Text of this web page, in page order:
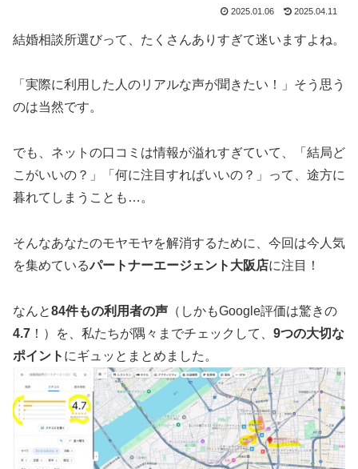
2025.01.06 2025.04.11
結婚相談所選びって、たくさんありすぎて迷いますよね。
「実際に利用した人のリアルな声が聞きたい！」そう思う
のは当然です。
でも、ネットの口コミは情報が溢れすぎていて、「結局ど
こがいいの？」「何に注目すればいいの？」って、途方に
暮れてしまうことも…。
そんなあなたのモヤモヤを解消するために、今回は今人気
を集めているパートナーエージェント大阪店に注目！
なんと84件もの利用者の声 （しかもGoogle評価は驚きの
4.7 ！）を、私たちが隅々までチェックして、 9つの大切な
ポイント にギュッとまとめました。